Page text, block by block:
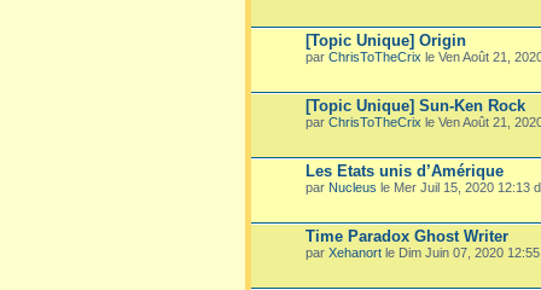
[Topic Unique] Origin
par ChrisToTheCrix le Ven Août 21,
[Topic Unique] Sun-Ken Rock
par ChrisToTheCrix le Ven Août 21,
Les Etats unis d’Amérique
par Nucleus le Mer Juil 15, 2020 12:13
Time Paradox Ghost Writer
par Xehanort le Dim Juin 07, 2020